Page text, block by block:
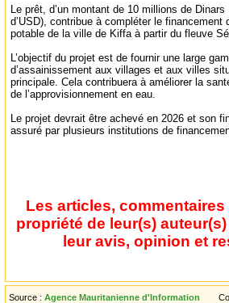
Le prêt, d’un montant de 10 millions de
d’USD), contribue à compléter le financement
potable de la ville de Kiffa à partir du fleuve
L’objectif du projet est de fournir une large
d’assainissement aux villages et aux villes
principale. Cela contribuera à améliorer la
de l’approvisionnement en eau.
Le projet devrait être achevé en 2026 et son
assuré par plusieurs institutions de
Les articles,
propriété de leur(s)
leur avis, opinion et
Source : Agence Mauritanienne d'Information